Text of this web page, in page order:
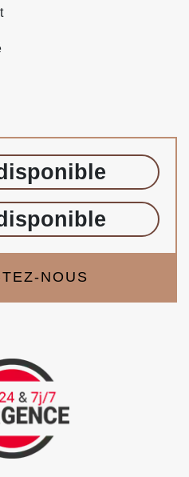
NOUS